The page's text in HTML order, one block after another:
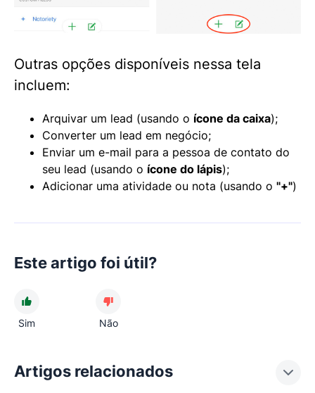
Outras opções disponíveis nessa tela
incluem:
Arquivar um lead (usando o ícone da caixa);
Converter um lead em negócio;
Enviar um e-mail para a pessoa de contato do
seu lead (usando o ícone do lápis);
Adicionar uma atividade ou nota (usando o "+")
Este artigo foi útil?
Sim Não
Artigos relacionados